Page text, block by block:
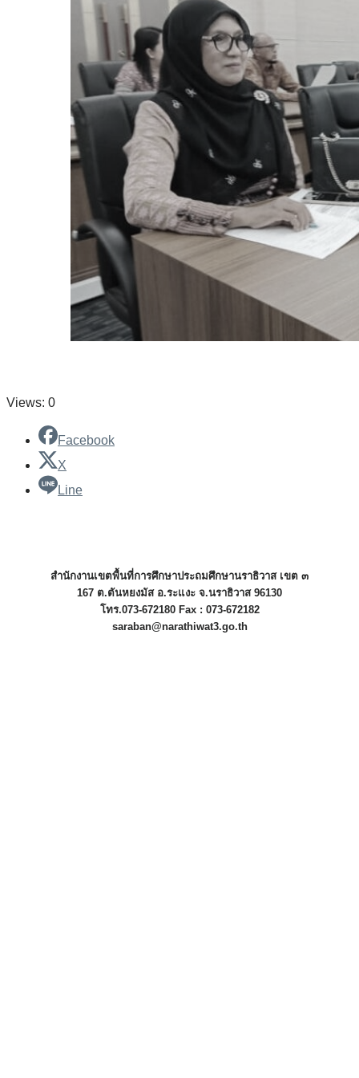
Views: 0
Facebook
X
Line
สำนักงานเขตพื้นที่การศึกษาประถมศึกษานราธิวาส เขต ๓
167 ต.ตันหยงมัส อ.ระแงะ จ.นราธิวาส 96130
โทร.073-672180 Fax : 073-672182
saraban@narathiwat3.go.th